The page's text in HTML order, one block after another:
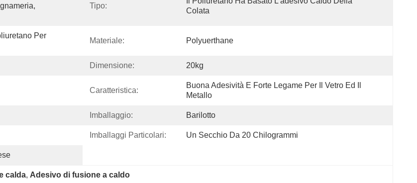
Tipo:
Colata
Per
Materiale: Polyuerthane
Dimensione: 20kg
Caratteristica:
Buona Adesività E Forte Legame Per Il Vetro Ed Il
Metallo
Imballaggio: Barilotto
Imballaggi Particolari: Un Secchio Da 20 Chilogrammi
calda, Adesivo di fusione a caldo